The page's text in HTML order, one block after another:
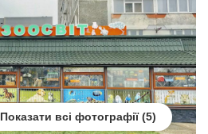
Показати всі фотографії